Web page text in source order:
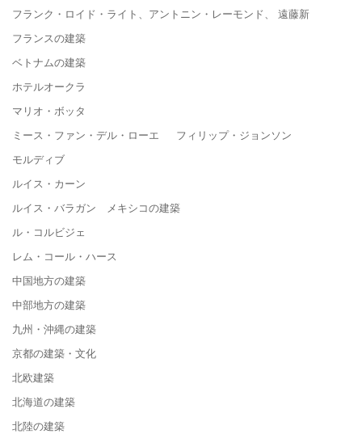
フランク・ロイド・ライト、アントニン・レーモンド、 遠藤新
フランスの建築
ベトナムの建築
ホテルオークラ
マリオ・ボッタ
ミース・ファン・デル・ローエ フィリップ・ジョンソン
モルディブ
ルイス・カーン
ルイス・バラガン メキシコの建築
ル・コルビジェ
レム・コール・ハース
中国地方の建築
中部地方の建築
九州・沖縄の建築
京都の建築・文化
北欧建築
北海道の建築
北陸の建築